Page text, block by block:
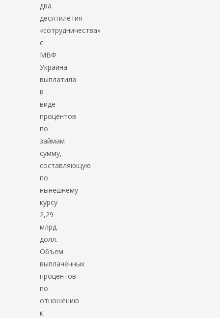
два
десятилетия
«сотрудничества»
с
МВФ
Украина
выплатила
в
виде
процентов
по
займам
сумму,
составляющую
по
нынешнему
курсу
2,29
млрд.
долл.
Объем
выплаченных
процентов
по
отношению
к